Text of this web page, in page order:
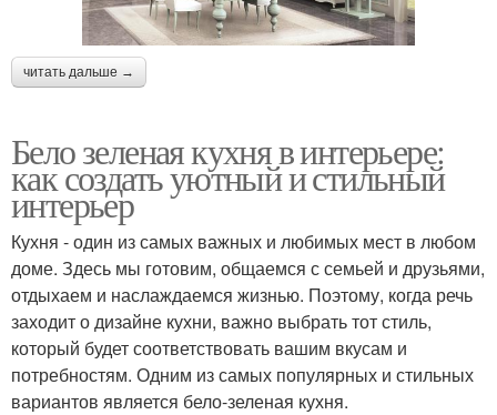
читать дальше →
Бело зеленая кухня в интерьере:
как создать уютный и стильный
интерьер
Кухня - один из самых важных и любимых мест в любом
доме. Здесь мы готовим, общаемся с семьей и друзьями,
отдыхаем и наслаждаемся жизнью. Поэтому, когда речь
заходит о дизайне кухни, важно выбрать тот стиль,
который будет соответствовать вашим вкусам и
потребностям. Одним из самых популярных и стильных
вариантов является бело-зеленая кухня.